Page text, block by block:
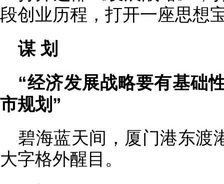
段创业历程，打开一座思想
谋 划
“经济发展战略要有基础
市规划”
碧海蓝天间，厦门港东渡
大字格外醒目。